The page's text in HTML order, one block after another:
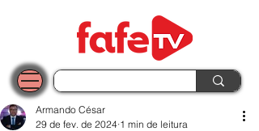
Armando César
29 de fev. de 2024 1 min de leitura